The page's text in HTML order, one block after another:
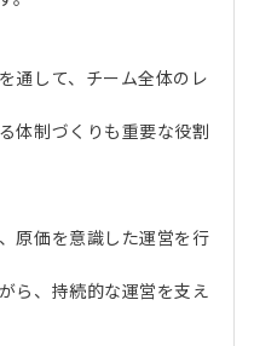
通して、チーム全体のレ
体制づくりも重要な役割
原価を意識した運営を行
ら、持続的な運営を支え